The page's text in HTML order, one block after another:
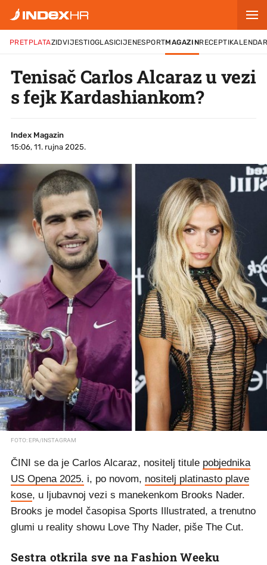
PRETPLATAZIDVIJESTIOGLASICIJENESPORTMAGAZINRECEPTI
Tenisač Carlos Alcaraz u vezi
s fejk Kardashiankom?
Index Magazin
15:06, 11. rujna 2025.
FOTO: EPA/INSTAGRAM
ČINI se da je Carlos Alcaraz, nositelj titule pobjednika
US Opena 2025. i, po novom, nositelj platinasto plave
kose, u ljubavnoj vezi s manekenkom Brooks Nader.
Brooks je model časopisa Sports Illustrated, a trenutno
glumi u reality showu Love Thy Nader, piše The Cut.
Sestra otkrila sve na Fashion Weeku